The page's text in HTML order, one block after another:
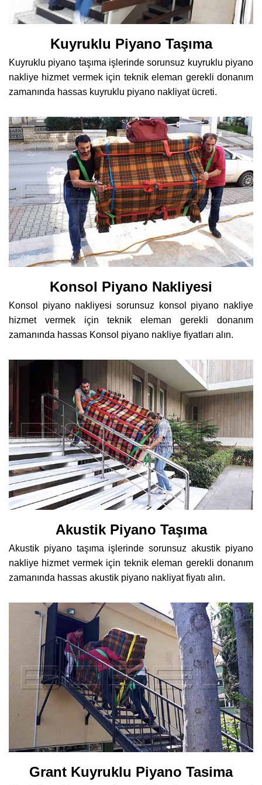
Kuyruklu Piyano Taşıma
Kuyruklu piyano taşıma işlerinde sorunsuz kuyruklu piyano
nakliye hizmet vermek için teknik eleman gerekli donanım
zamanında hassas kuyruklu piyano nakliyat ücreti.
Konsol Piyano Nakliyesi
Konsol piyano nakliyesi sorunsuz konsol piyano nakliye
hizmet vermek için teknik eleman gerekli donanım
zamanında hassas Konsol piyano nakliye fiyatları alın.
Akustik Piyano Taşıma
Akustik piyano taşıma işlerinde sorunsuz akustik piyano
nakliye hizmet vermek için teknik eleman gerekli donanım
zamanında hassas akustik piyano nakliyat fiyatı alın.
Grant Kuyruklu Piyano Tasima